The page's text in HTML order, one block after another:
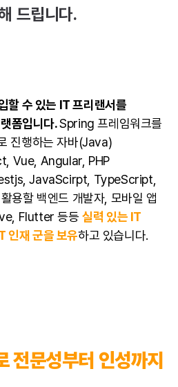
드립니다.
할 수 있는 IT 프리랜서를
폼입니다.Spring 프레임워크를
진행하는 자바(Java)
Vue, Angular, PHP
,JavaScirpt TypeScript
용할 백엔드 개발자, 모바일 앱
, Flutter등등실력 있는 IT
인재 군을 보유하고 있습니다.
전문성부터 인성까지